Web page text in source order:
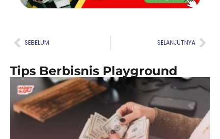
Prev
SEBELUM SELANJUTNYA
Tips Berbisnis Playground